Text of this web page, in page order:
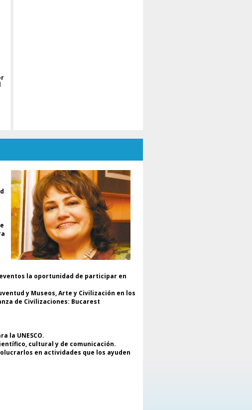
compartidas, reafirmar el papel del
intercultural y construcción de paz.
Simultáneamente, destacó el apoyo
brindado por el movimiento de
Clubes por la UNESCO a los niños y
madres refugiados en Ucrania y la
importancia de desarrollar la
cooperación con el movimiento de
Clubes por la UNESCO
recientemente creado en este
país..
El evento contó con la presencia
de distinguidos invitados
Movimiento de Clubes para la
UNESCO, UNESCO;
* Juan de Maronita, Presidente de la
Federación Europea y
Norteamericana de Asociaciones y
la oportunidad de participar en
y Museos, Arte y Civilización en los
de Civilizaciones: Bucarest
la UNESCO.
cultural y de comunicación.
en actividades que los ayuden